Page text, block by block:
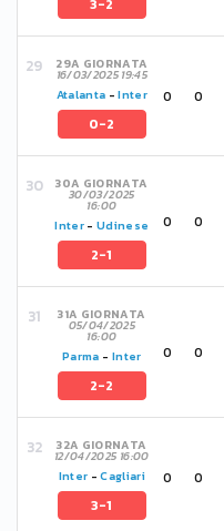
3-2
29A GIORNATA
16/03/2025 19:45
Atalanta -Inter
0-2
0 0
30A GIORNATA
30/03/2025
16:00
Inter-Udinese
2-1
0 0
31A GIORNATA
05/04/2025
16:00
Parma - Inter
2-2
0 0
32A GIORNATA
12/04/2025 16:00
Inter -Cagliari
3-1
0 0